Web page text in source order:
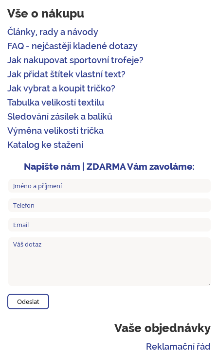
Vše o nákupu
Články, rady a návody
FAQ - nejčastěji kladené dotazy
Jak nakupovat sportovní trofeje?
Jak přidat štítek vlastní text?
Jak vybrat a koupit tričko?
Tabulka velikostí textilu
Sledování zásilek a balíků
Výměna velikosti trička
Katalog ke stažení
Napište nám | ZDARMA Vám zavoláme:
Vaše objednávky
Reklamační řád